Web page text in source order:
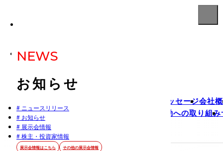
企業情報
View More
代表メッセージ会社
ISO活動への取り組み
NEWS
お知らせ
# ニュースリリース
# お知らせ
# 展示会情報
# 株主・投資家情報
展示会情報はこちら その他の展示会情報